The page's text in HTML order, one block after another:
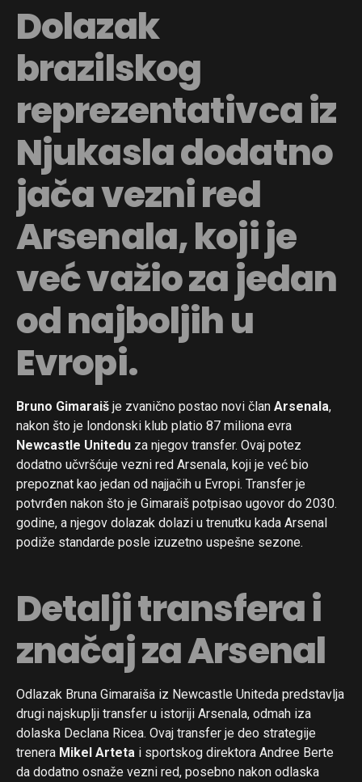
Dolazak
brazilskog
reprezentativca iz
Njukasla dodatno
jača vezni red
Arsenala, koji je
već važio za jedan
od najboljih u
Evropi.
Bruno Gimaraiš je zvanično postao novi član Arsenala,
nakon što je londonski klub platio 87 miliona evra
Newcastle Unitedu za njegov transfer. Ovaj potez
dodatno učvršćuje vezni red Arsenala, koji je već bio
prepoznat kao jedan od najjačih u Evropi. Transfer je
potvrđen nakon što je Gimaraiš potpisao ugovor do 2030.
godine, a njegov dolazak dolazi u trenutku kada Arsenal
podiže standarde posle izuzetno uspešne sezone.
Detalji transfera i
značaj za Arsenal
Odlazak Bruna Gimaraiša iz Newcastle Uniteda predstavlja
drugi najskuplji transfer u istoriji Arsenala, odmah iza
dolaska Declana Ricea. Ovaj transfer je deo strategije
trenera Mikel Arteta i sportskog direktora Andree Berte
da dodatno osnaže vezni red, posebno nakon odlaska